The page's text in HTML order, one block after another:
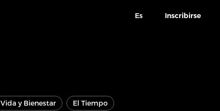
Es Inscribirse
Vida y Bienestar El Tiempo